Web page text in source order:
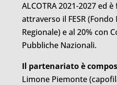
ALCOTRA 2021-2027 ed
attraverso il FESR
Regionale) e al 20% con
Pubbliche Nazionali.
Il partenariato è
Limone Piemonte